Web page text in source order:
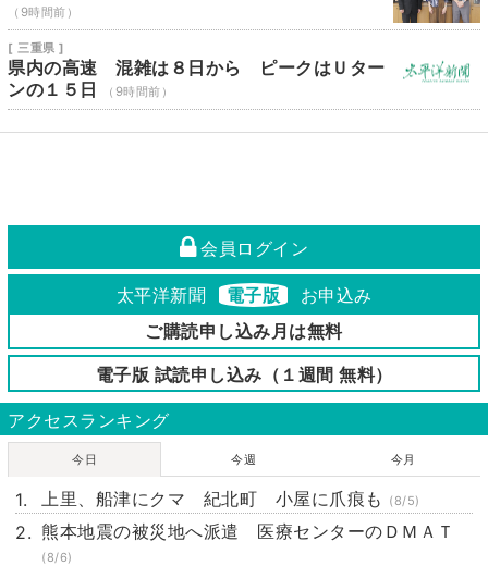
（9時間前）
[ 三重県 ]
県内の高速 混雑は８日から ピークはＵター
ンの１５日
（9時間前）
会員ログイン
太平洋新聞 電子版
お申込み
ご購読申し込み月は無料
電子版 試読申し込み（１週間 無料）
アクセスランキング
今日 今週 今月
上里、船津にクマ 紀北町 小屋に爪痕も (8/5)
熊本地震の被災地へ派遣 医療センターのＤＭＡＴ
(8/6)